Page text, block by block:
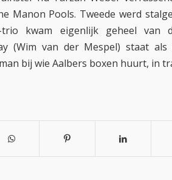
Manon Pools. Tweede werd
kwam eigenlijk geheel van
(Wim van der Mespel) staat als
bij wie Aalbers boxen huurt, in